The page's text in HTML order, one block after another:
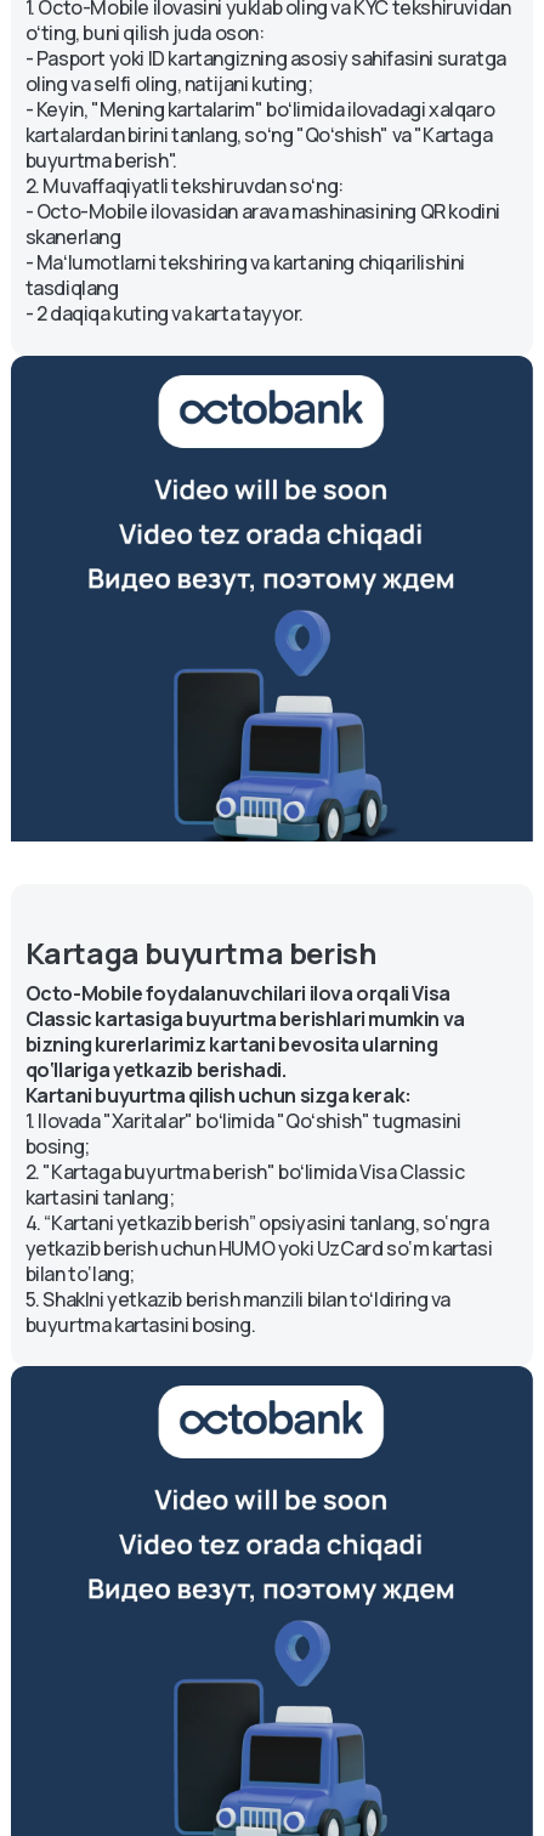
1. Octo-Mobile ilovasini yuklab oling va KYC tekshiruvidan
oʻting, buni qilish juda oson:
- Pasport yoki ID kartangizning asosiy sahifasini suratga
oling va selfi oling, natijani kuting;
- Keyin, "Mening kartalarim" boʻlimida ilovadagi xalqaro
kartalardan birini tanlang, soʻng "Qoʻshish" va "Kartaga
buyurtma berish".
2. Muvaffaqiyatli tekshiruvdan soʻng:
- Octo-Mobile ilovasidan arava mashinasining QR kodini
skanerlang
- Maʻlumotlarni tekshiring va kartaning chiqarilishini
tasdiqlang
- 2 daqiqa kuting va karta tayyor.
Aviasales va Visa Classic kartalariga buyurtma
berishingiz mumkin. Buni amalga oshirish uchun sizga
quyidagilar kerak boʻladi:
1. ShunchakiOcto-Mobileni oching
2. "Mening kartalarim" yorlig'iga oʻting
3. Yuqori oʻng burchakda "Qoʻshish" tugmasini bosing,
4. Kerakli kartani tanlang va buyurtma bering.
Kartani bizning karta mashinamiz orqali olish mumkin.